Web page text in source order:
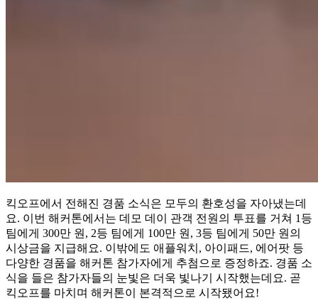
킥오프에서 전해진 경품 소식은 모두의 환호성을 자아냈는데
요. 이번 해커톤에서는 데모 데이 관객 전원의 투표를 거쳐 1등
팀에게 300만 원, 2등 팀에게 100만 원, 3등 팀에게 50만 원의
시상금을 지급해요. 이밖에도 애플워치, 아이패드, 에어팟 등
다양한 경품을 해커톤 참가자에게 추첨으로 증정하죠. 경품 소
식을 들은 참가자들의 눈빛은 더욱 빛나기 시작했는데요. 곧
킥오프를 마치며 해커톤이 본격적으로 시작됐어요!